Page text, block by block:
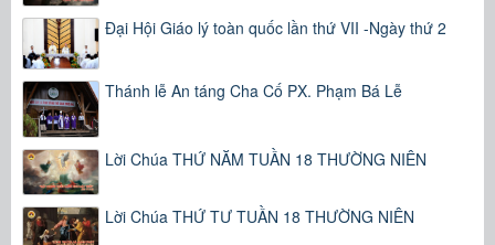
Đại Hội Giáo lý toàn quốc lần thứ VII -Ngày thứ 2
Thánh lễ An táng Cha Cố PX. Phạm Bá Lễ
Lời Chúa THỨ NĂM TUẦN 18 THƯỜNG NIÊN
Lời Chúa THỨ TƯ TUẦN 18 THƯỜNG NIÊN